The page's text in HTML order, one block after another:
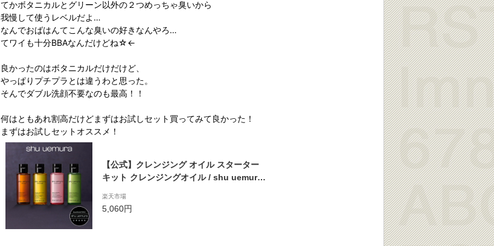
てかボタニカルとグリーン以外の２つめっちゃ臭いから
我慢して使うレベルだよ…
なんでおばはんてこんな臭いの好きなんやろ…
てワイも十分BBAなんだけどね☆←
良かったのはボタニカルだけだけど、
やっぱりプチプラとは違うわと思った。
そんでダブル洗顔不要なのも最高！！
何はともあれ割高だけどまずはお試しセット買ってみて良かった！
まずはお試しセットオススメ！
【公式】クレンジング オイル スターター
キット クレンジングオイル / shu uemura
式 公式ショップ プレゼント ギフト 誕生日
誕生日プレゼント 化粧品
楽天市場
5,060円